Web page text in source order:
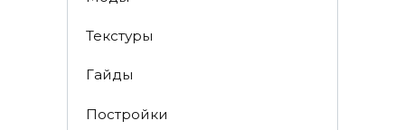
Текстуры
Гайды
Постройки